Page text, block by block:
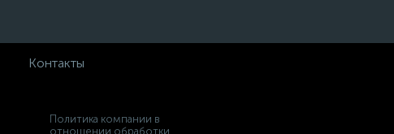
Контакты
Политика компании в
отношении обработки